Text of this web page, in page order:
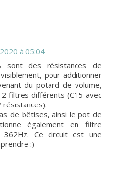
à 05:04
sont des résistances de
pour additionner
du potard de volume,
filtres différents (C15 avec
de bêtises, ainsi le pot de
également en filtre
Ce circuit est une
:)